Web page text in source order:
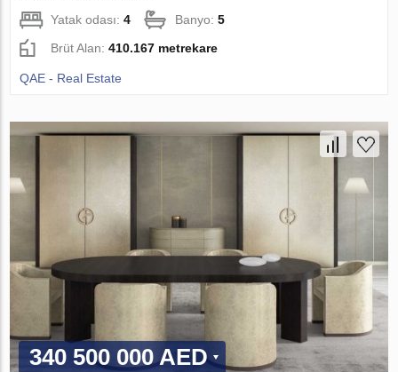
Yatak odası:4 Banyo:5
Brüt Alan:410.167 metrekare
QAE - Real Estate
340 500 000 AED